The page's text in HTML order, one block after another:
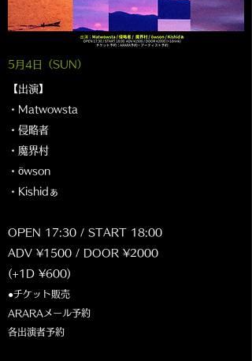
5月4 日（SUN ）
【出演】
・Matwowsta
・侵略者
・魔界村
・öwson
・Kishidぁ
OPEN 17:30 / START 18:00
ADV ¥1500 / DOOR ¥2000
(+1D ¥600)
●チケット販売
ARARAメール予約
各出演者予約​